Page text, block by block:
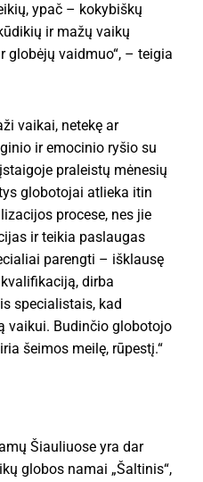
ypač – kokybiškų
ir mažų vaikų
globėjų vaidmuo“, – teigia
vaikai, netekę ar
ir emocinio ryšio su
praleistų mėnesių
globotojai atlieka itin
procese, nes jie
ir teikia paslaugas
parengti – išklausę
dirba
specialistais, kad
vaikui. Budinčio globotojo
šeimos meilę, rūpestį.“
Šiauliuose yra dar
globos namai „Šaltinis“,